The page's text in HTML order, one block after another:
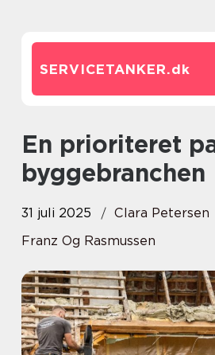
SERVICETANKER.dk
En prioriteret partner i
byggebranchen
31 juli 2025
Clara Petersen
Franz Og Rasmussen